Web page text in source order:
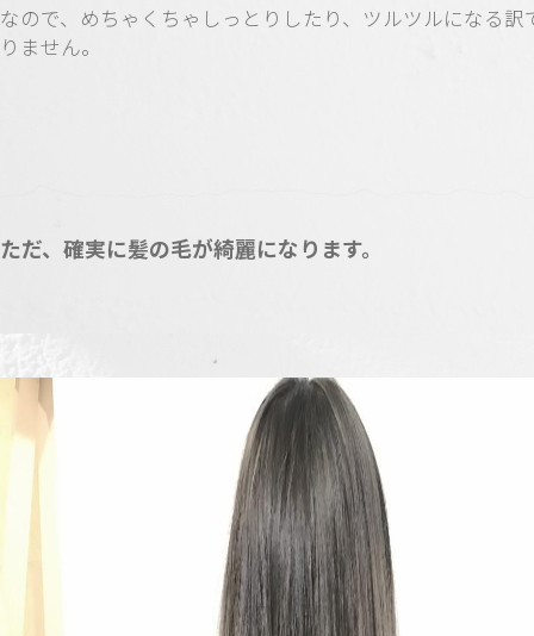
なので、めちゃくちゃしっとりしたり、ツルツルになる訳
りません。
ただ、確実に髪の毛が綺麗になります。